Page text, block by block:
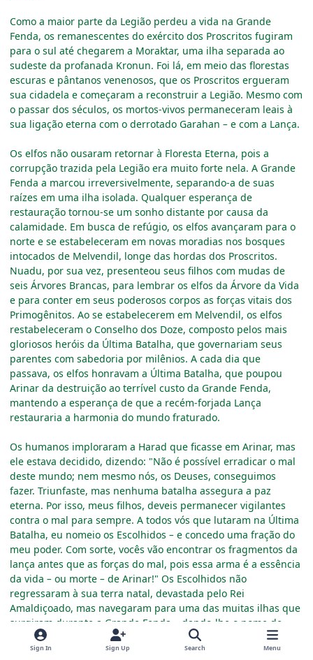
Como a maior parte da Legião perdeu a vida na Grande
Fenda, os remanescentes do exército dos Proscritos fugiram
para o sul até chegarem a Moraktar, uma ilha separada ao
sudeste da profanada Kronun. Foi lá, em meio das florestas
escuras e pântanos venenosos, que os Proscritos ergueram
sua cidadela e começaram a reconstruir a Legião. Mesmo com
o passar dos séculos, os mortos-vivos permaneceram leais à
sua ligação eterna com o derrotado Garahan – e com a Lança.
Os elfos não ousaram retornar à Floresta Eterna, pois a
corrupção trazida pela Legião era muito forte nela. A Grande
Fenda a marcou irreversivelmente, separando-a de suas
raízes em uma ilha isolada. Qualquer esperança de
restauração tornou-se um sonho distante por causa da
calamidade. Em busca de refúgio, os elfos avançaram para o
norte e se estabeleceram em novas moradias nos bosques
intocados de Melvendil, longe das hordas dos Proscritos.
Nuadu, por sua vez, presenteou seus filhos com mudas de
seis Árvores Brancas, para lembrar os elfos da Árvore da Vida
e para conter em seus poderosos corpos as forças vitais dos
Primogênitos. Ao se estabelecerem em Melvendil, os elfos
restabeleceram o Conselho dos Doze, composto pelos mais
gloriosos heróis da Última Batalha, que governariam seus
parentes com sabedoria por milênios. A cada dia que
passava, os elfos honravam a Última Batalha, que poupou
Arinar da destruição ao terrível custo da Grande Fenda,
mantendo a esperança de que a recém-forjada Lança
restauraria a harmonia do mundo fraturado.
Os humanos imploraram a Harad que ficasse em Arinar, mas
ele estava decidido, dizendo: "Não é possível erradicar o mal
deste mundo; nem mesmo nós, os Deuses, conseguimos
fazer. Triunfaste, mas nenhuma batalha assegura a paz
eterna. Por isso, meus filhos, deveis permanecer vigilantes
contra o mal para sempre. A todos vós que lutaram na Última
Batalha, eu nomeio os Escolhidos – e concedo uma fração do
meu poder. Com sorte, vocês vão encontrar os fragmentos da
lança antes que as forças do mal, pois essa arma é a essência
da vida – ou morte – de Arinar!" Os Escolhidos não
regressaram à sua terra natal, devastada pelo Rei
Amaldiçoado, mas navegaram para uma das muitas ilhas que
surgiram durante a Grande Fenda
dando-lhe o nome de
Langasard e estabelecendo a esplêndida cidade de Altgard
no seu coração. O Duque Almir, que sobreviveu à Grande
Sign In Sign Up Search Menu